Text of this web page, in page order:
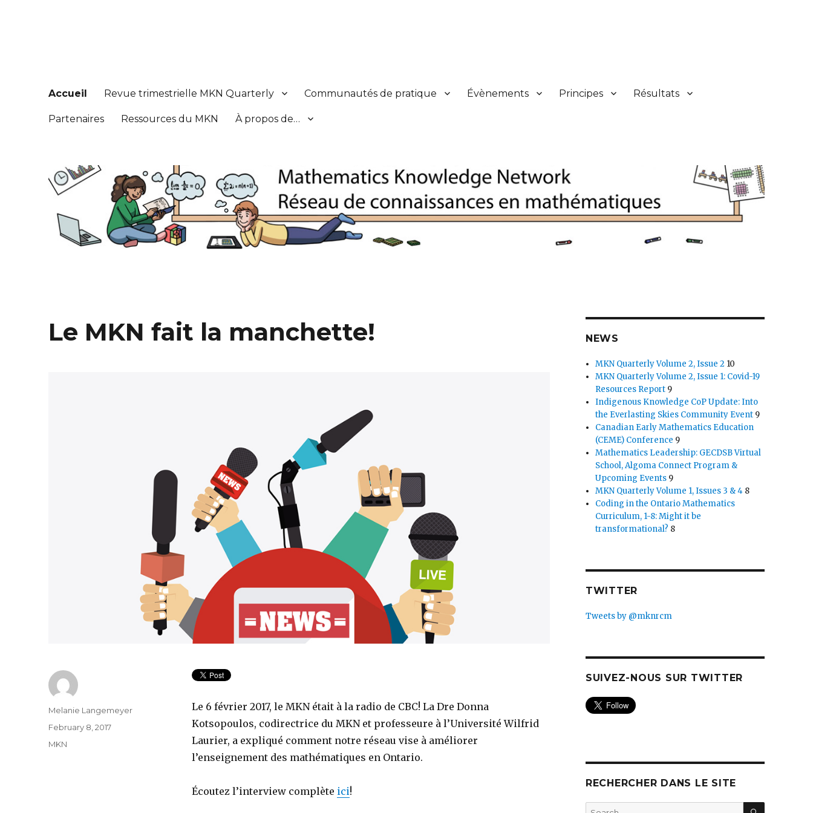
Accueil Revue trimestrielle MKN Quarterly Communautés de pratique Évènements Principes Résultats
Partenaires Ressources du MKN À propos de…
Le MKN fait la manchette!
Le 6 février 2017, le MKN était à la radio de CBC! La Dre Donna
Kotsopoulos, codirectrice du MKN et professeure à l’Université Wilfrid
Laurier, a expliqué comment notre réseau vise à améliorer
l’enseignement des mathématiques en Ontario.
Écoutez l’interview complète ici!
Author
Melanie Langemeyer
Posted
February 8, 2017
Categories
MKN
NEWS
MKN Quarterly Volume 2, Issue 2 10
MKN Quarterly Volume 2, Issue 1: Covid-19
Resources Report 9
Indigenous Knowledge CoP Update: Into
the Everlasting Skies Community Event 9
Canadian Early Mathematics Education
(CEME) Conference 9
Mathematics Leadership: GECDSB Virtual
School, Algoma Connect Program &
Upcoming Events 9
MKN Quarterly Volume 1, Issues 3 & 4 8
Coding in the Ontario Mathematics
Curriculum, 1-8: Might it be
transformational? 8
TWITTER
Tweets by @mknrcm
SUIVEZ-NOUS SUR TWITTER
RECHERCHER DANS LE SITE
Search SEARCH